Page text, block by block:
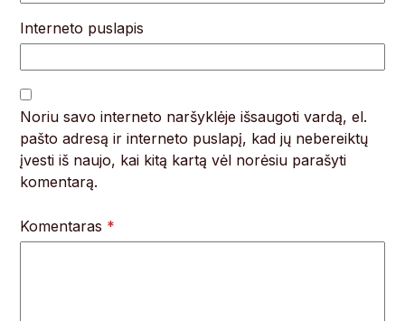
Interneto puslapis
Noriu savo interneto naršyklėje išsaugoti vardą, el.
pašto adresą ir interneto puslapį, kad jų nebereiktų
įvesti iš naujo, kai kitą kartą vėl norėsiu parašyti
komentarą.
Komentaras *